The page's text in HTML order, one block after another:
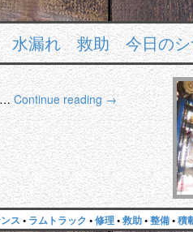
水漏れ 救助 今日の
…Continue reading→
ス • ラムトラック •修理•救助•整備•積